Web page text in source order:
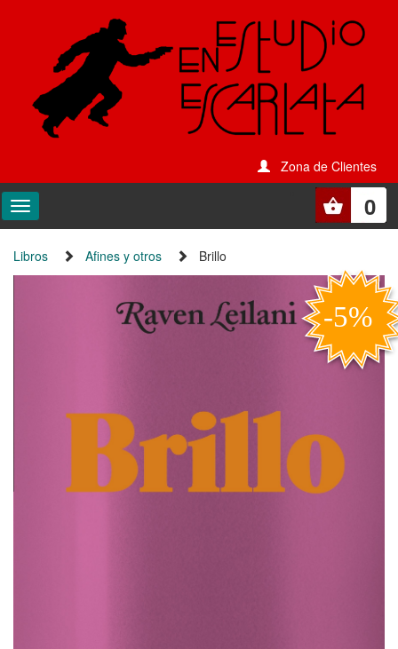
Zona de Clientes
0
Libros Afines y otros Brillo